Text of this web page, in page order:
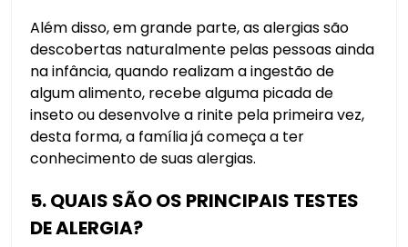
Além disso, em grande parte, as alergias são
descobertas naturalmente pelas pessoas ainda
na infância, quando realizam a ingestão de
algum alimento, recebe alguma picada de
inseto ou desenvolve a rinite pela primeira vez,
desta forma, a família já começa a ter
conhecimento de suas alergias.
5. QUAIS SÃO OS PRINCIPAIS TESTES
DE ALERGIA?